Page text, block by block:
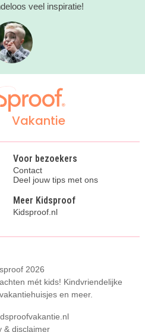
veel inspiratie!
Vakantie
Voor bezoekers
Contact
Deel jouw tips met ons
Meer Kidsproof
Kidsproof.nl
2026
mét kids! Kindvriendelijke
en meer.
& disclaimer